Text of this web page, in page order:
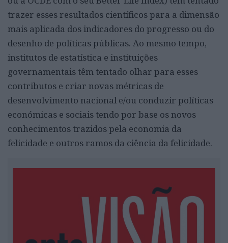
trazer esses resultados científicos para a dimensão
mais aplicada dos indicadores do progresso ou do
desenho de políticas públicas. Ao mesmo tempo,
institutos de estatística e instituições
governamentais têm tentado olhar para esses
contributos e criar novas métricas de
desenvolvimento nacional e/ou conduzir políticas
económicas e sociais tendo por base os novos
conhecimentos trazidos pela economia da
felicidade e outros ramos da ciência da felicidade.